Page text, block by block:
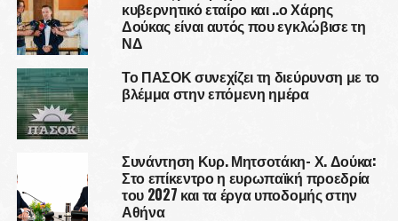
κυβερνητικό εταίρο και ..ο Χάρης
Δούκας είναι αυτός που εγκλώβισε τη
ΝΔ
Το ΠΑΣΟΚ συνεχίζει τη διεύρυνση με το
βλέμμα στην επόμενη ημέρα
Συνάντηση Κυρ. Μητσοτάκη- Χ. Δούκα:
Στο επίκεντρο η ευρωπαϊκή προεδρία
του 2027 και τα έργα υποδομής στην
Αθήνα